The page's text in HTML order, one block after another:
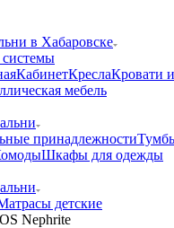
в Хабаровске
КабинетКреслаКровати и
мебель
принадлежности
Шкафы для одежды
детские
Nephrite